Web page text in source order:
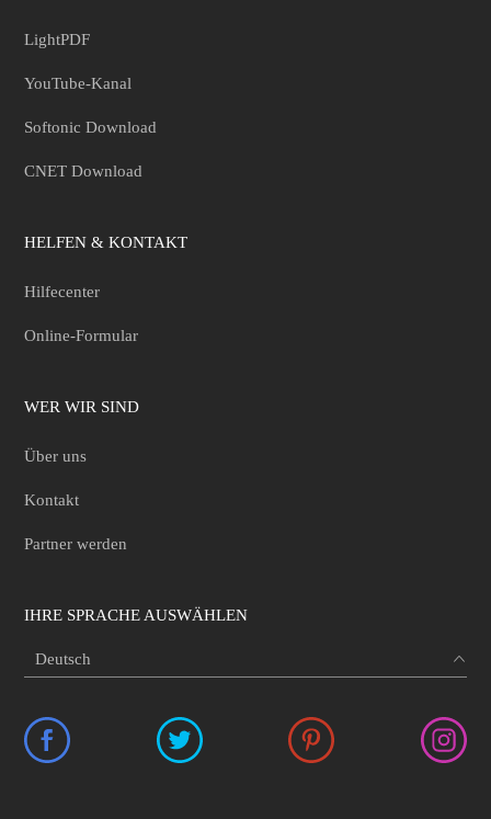
LightPDF
YouTube-Kanal
Softonic Download
CNET Download
HELFEN & KONTAKT
Hilfecenter
Online-Formular
WER WIR SIND
Über uns
Kontakt
Partner werden
IHRE SPRACHE AUSWÄHLEN